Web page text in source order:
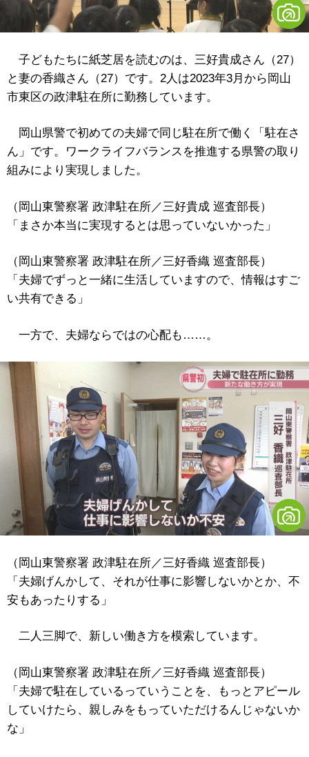
子どもたちに紙芝居を読むのは、三好貴成さん（27）
と妻の香織さん（27）です。2人は2023年3月から岡山
市東区の政津駐在所に勤務しています。
岡山県警で初めての夫婦で同じ駐在所で働く「駐在さ
ん」です。ワークライフバランスを推進する県警の取り
組みにより実現しました。
（岡山東警察署 政津駐在所／三好貴成 巡査部長）
「まさか本当に実現するとは思っていないかった」
（岡山東警察署 政津駐在所／三好香織 巡査部長）
「夫婦でずっと一緒に生活していますので、情報はすご
い共有できる」
一方で、夫婦ならではの心配も……。
（岡山東警察署 政津駐在所／三好香織 巡査部長）
「夫婦げんかして、それが仕事に影響しないかとか、不
安もあったりする」
二人三脚で、新しい働き方を模索しています。
（岡山東警察署 政津駐在所／三好香織 巡査部長）
「夫婦で駐在しているっていうことを、もっとアピール
していけたら、親しみをもっていただけるんじゃないか
な」